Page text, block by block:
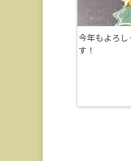
今年もよろし
す！